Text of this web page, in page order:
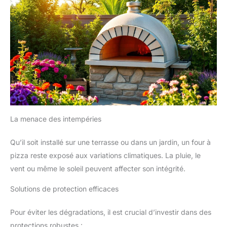
La menace des intempéries
Qu’il soit installé sur une terrasse ou dans un jardin, un four à
pizza reste exposé aux variations climatiques. La pluie, le
vent ou même le soleil peuvent affecter son intégrité.
Solutions de protection efficaces
Pour éviter les dégradations, il est crucial d’investir dans des
protections robustes :